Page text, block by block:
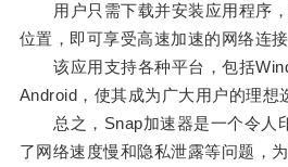
用户只需下载并安装应用程序，
位置，即可享受高速加速的网络连接
该应用支持各种平台，包括
Android，使其成为广大用户的理想
总之，Snap加速器是一个令人
了网络速度慢和隐私泄露等问题，